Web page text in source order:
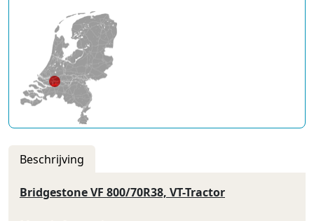
Beschrijving
Bridgestone VF 800/70R38, VT-Tractor